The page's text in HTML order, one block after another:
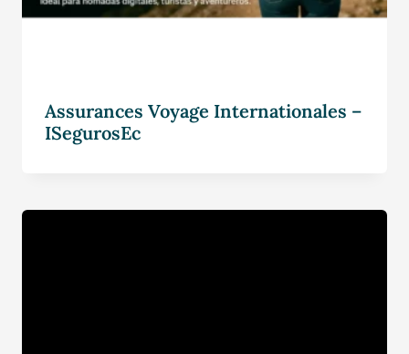
Assurances Voyage Internationales –
ISegurosEc